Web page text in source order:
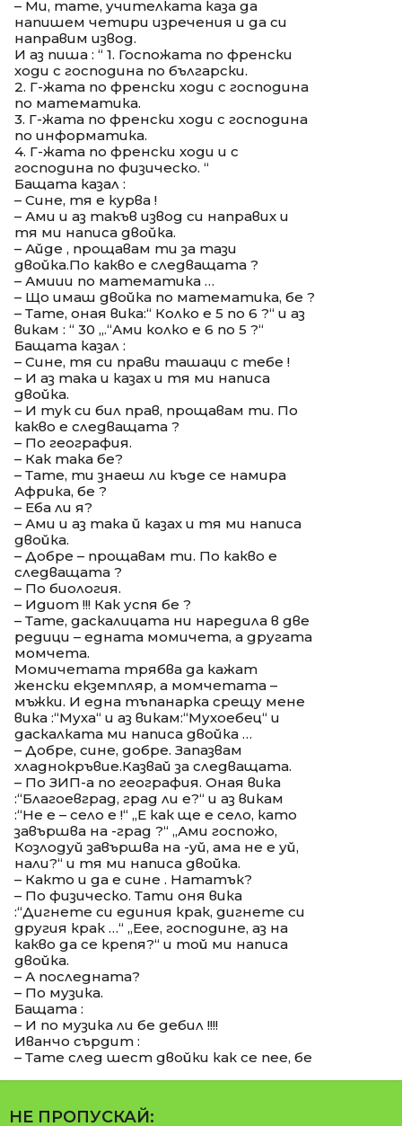
– Ми, тате, учителката каза да
напишем четири изречения и да си
направим извод.
И аз пиша : “ 1. Госпожата по френски
ходи с господина по български.
2. Г-жата по френски ходи с господина
по математика.
3. Г-жата по френски ходи с господина
по информатика.
4. Г-жата по френски ходи и с
господина по физическо. “
Бащата казал :
– Сине, тя е курва !
– Ами и аз такъв извод си направих и
тя ми написа двойка.
– Айде , прощавам ти за тази
двойка.По какво е следващата ?
– Амиии по математика …
– Що имаш двойка по математика, бе ?
– Тате, оная вика:“ Колко е 5 по 6 ?“ и аз
викам : “ 30 „.“Ами колко е 6 по 5 ?“
Бащата казал :
– Сине, тя си прави ташаци с тебе !
– И аз така и казах и тя ми написа
двойка.
– И тук си бил прав, прощавам ти. По
какво е следващата ?
– По география.
– Как така бе?
– Тате, ти знаеш ли къде се намира
Африка, бе ?
– Еба ли я?
– Ами и аз така й казах и тя ми написа
двойка.
– Добре – прощавам ти. По какво е
следващата ?
– По биология.
– Идиот !!! Как успя бе ?
– Тате, даскалицата ни наредила в две
редици – едната момичета, а другата
момчета.
Момичетата трябва да кажат
женски екземпляр, а момчетата –
мъжки. И една тъпанарка срещу мене
вика :“Муха“ и аз викам:“Мухоебец“ и
даскалката ми написа двойка …
– Добре, сине, добре. Запазвам
хладнокръвие.Казвай за следващата.
– По ЗИП-а по география. Оная вика
:“Благоевград, град ли е?“ и аз викам
:“Не е – село е !“ „Е как ще е село, като
завършва на -град ?“ „Ами госпожо,
Козлодуй завършва на -уй, ама не е уй,
нали?“ и тя ми написа двойка.
– Както и да е сине . Нататък?
– По физическо. Тати оня вика
:“Дигнете си единия крак, дигнете си
другия крак …“ „Еее, господине, аз на
какво да се крепя?“ и той ми написа
двойка.
– А последната?
– По музика.
Бащата :
– И по музика ли бе дебил !!!!
Иванчо сърдит :
– Тате след шест двойки как се пее, бе
НЕ ПРОПУСКАЙ: